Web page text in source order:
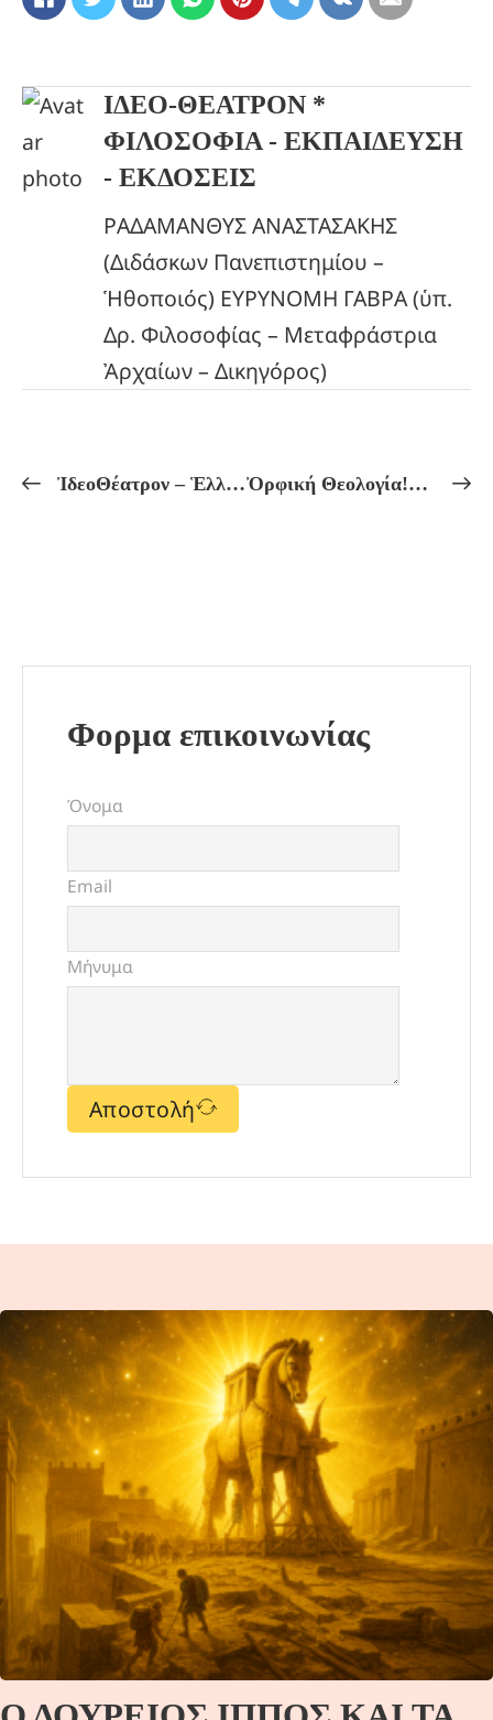
ΙΔΕΟ-ΘΕΑΤΡΟΝ *
ΦΙΛΟΣΟΦΙΑ - ΕΚΠΑΙΔΕΥΣΗ
- ΕΚΔΟΣΕΙΣ
ΡΑΔΑΜΑΝΘΥΣ ΑΝΑΣΤΑΣΑΚΗΣ
(Διδάσκων Πανεπιστημίου –
Ἡθοποιός) ΕΥΡΥΝΟΜΗ ΓΑΒΡΑ (ὑπ.
Δρ. Φιλοσοφίας – Μεταφράστρια
Ἀρχαίων – Δικηγόρος)
ἸδεοΘέατρον – Ἑλληνικόν Πνεῦμα Πρόγραμμα Μαθημάτων ἀπό 15/01 ἔως 20/01 Ὀρφική Θεολογία!Η ΙΕΡΟΓΑΜΙΑ ΘΕΩΝ ΚΑΙ ΑΝΘΡΩΠΩΝ ΚΑΙ ΤΑ ΔΙΟΝΥΣΙΑΚΑ ΜΥΣΤΗΡΙΑ!
Φορμα επικοινωνίας
Όνομα
Email
Μήνυμα
Αποστολή